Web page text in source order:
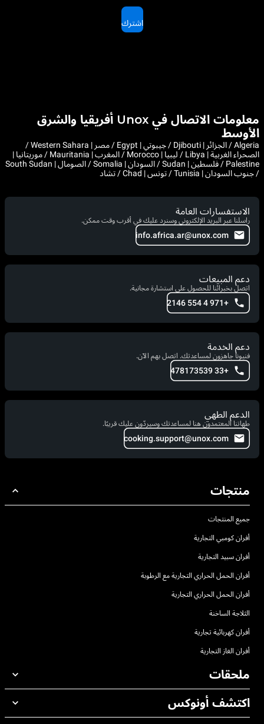
اشترك
معلومات الاتصال في Unox أفريقيا والشرق
الأوسط
Algeria / الجزائر | Djibouti / جيبوتي | Egypt / مصر | Western Sahara /
الصحراء الغربية | Libya / ليبيا | Morocco / المغرب | Mauritania / موريتانيا |
Palestine / فلسطين | Sudan / السودان | Somalia / الصومال | South Sudan
/ جنوب السودان | Tunisia / تونس | Chad / تشاد
الاستفسارات العامة
راسلنا عبر البريد الإلكتروني وسنرد عليك في أقرب وقت ممكن.
info.africa.ar@unox.com
دعم المبيعات
اتصل بخبرائنا للحصول على استشارة مجانية.
+971 4 554 2146
دعم الخدمة
فنيونا جاهزون لمساعدتك. اتصل بهم الآن.
+33 478173539
الدعم الطهي
طهاتنا المعتمدون هنا لمساعدتك وسيردّون عليك قريبًا.
cooking.support@unox.com
منتجات
جميع المنتجات
أفران كومبي التجارية
أفران سبيد التجارية
أفران الحمل الحراري التجارية مع الرطوبة
أفران الحمل الحراري التجارية
الثلاجة الساخنة
أفران كهربائية تجارية
أفران الغاز التجارية
ملحقات
جميع الملحقات
اكتشف أونوكس